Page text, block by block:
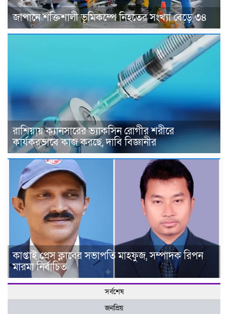
জাপানে শক্তিশালী ভূমিকম্পে নিহতের সংখ্যা বেড়ে ৩৪
রাশিয়ায় ক্যানসারের ভ্যাকসিন রোগীর শরীরে
কার্যকরভাবে কাজ করছে, দাবি বিজ্ঞানীর
কাপ্তাই প্রেস ক্লাবের সভাপতি মাহফুজ, সম্পাদক রিপন
মারমা নির্বাচিত
সর্বশেষ
জনপ্রিয়